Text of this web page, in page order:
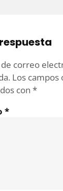
correo
Los campos
con *
*